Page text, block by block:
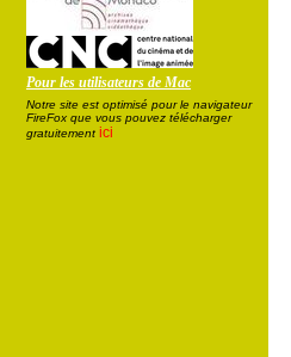
Pour les utilisateurs de Mac
Notre site est optimisé pour le navigateur
FireFox que vous pouvez télécharger
gratuitement ici